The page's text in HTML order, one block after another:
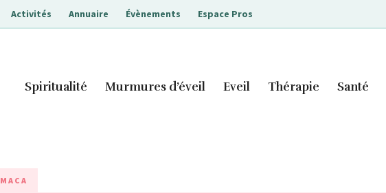
Activités Annuaire Évènements Espace Pros
Spiritualité Murmures d’éveil Eveil Thérapie Santé
MACA